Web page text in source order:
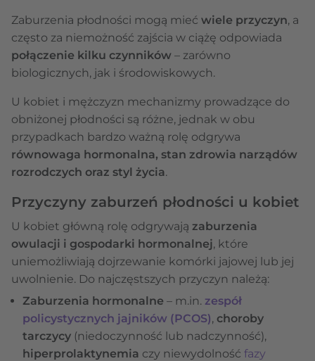
Zaburzenia płodności mogą mieć wiele przyczyn, a
często za niemożność zajścia w ciążę odpowiada
połączenie kilku czynników – zarówno
biologicznych, jak i środowiskowych.
U kobiet i mężczyzn mechanizmy prowadzące do
obniżonej płodności są różne, jednak w obu
przypadkach bardzo ważną rolę odgrywa
równowaga hormonalna, stan zdrowia narządów
rozrodczych oraz styl życia.
Przyczyny zaburzeń płodności u kobiet
U kobiet główną rolę odgrywają zaburzenia
owulacji i gospodarki hormonalnej, które
uniemożliwiają dojrzewanie komórki jajowej lub jej
uwolnienie. Do najczęstszych przyczyn należą:
Zaburzenia hormonalne – m.in. zespół
policystycznych jajników (PCOS), choroby
tarczycy (niedoczynność lub nadczynność),
hiperprolaktynemia czy niewydolność fazy